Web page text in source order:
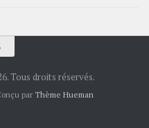
Tous droits réservés.
par Thème Hueman